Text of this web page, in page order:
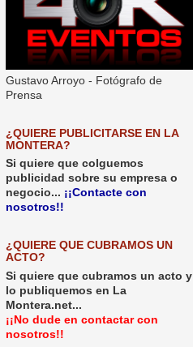
Gustavo Arroyo - Fotógrafo de
Prensa
¿QUIERE PUBLICITARSE EN LA
MONTERA?
Si quiere que colguemos
publicidad sobre su empresa o
negocio... ¡¡Contacte con
nosotros!!
¿QUIERE QUE CUBRAMOS UN
ACTO?
Si quiere que cubramos un acto y
lo publiquemos en La
Montera.net...
¡¡No dude en contactar con
nosotros!!